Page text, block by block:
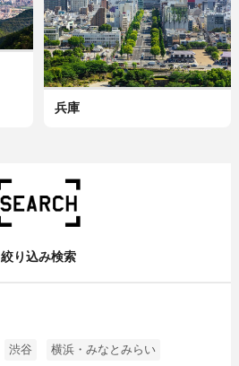
兵庫
絞り込み検索
渋谷 横浜・みなとみらい